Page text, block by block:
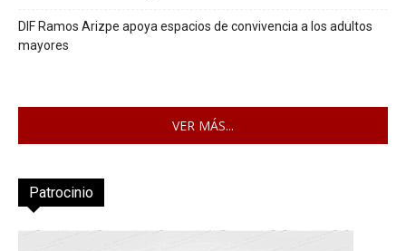
DIF Ramos Arizpe apoya espacios de convivencia a los adultos
mayores
VER MÁS...
Patrocinio